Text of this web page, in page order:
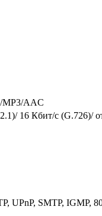
MP3/AAC
16 Кбит/с (G.726)/
UPnP, SMTP, IGMP,